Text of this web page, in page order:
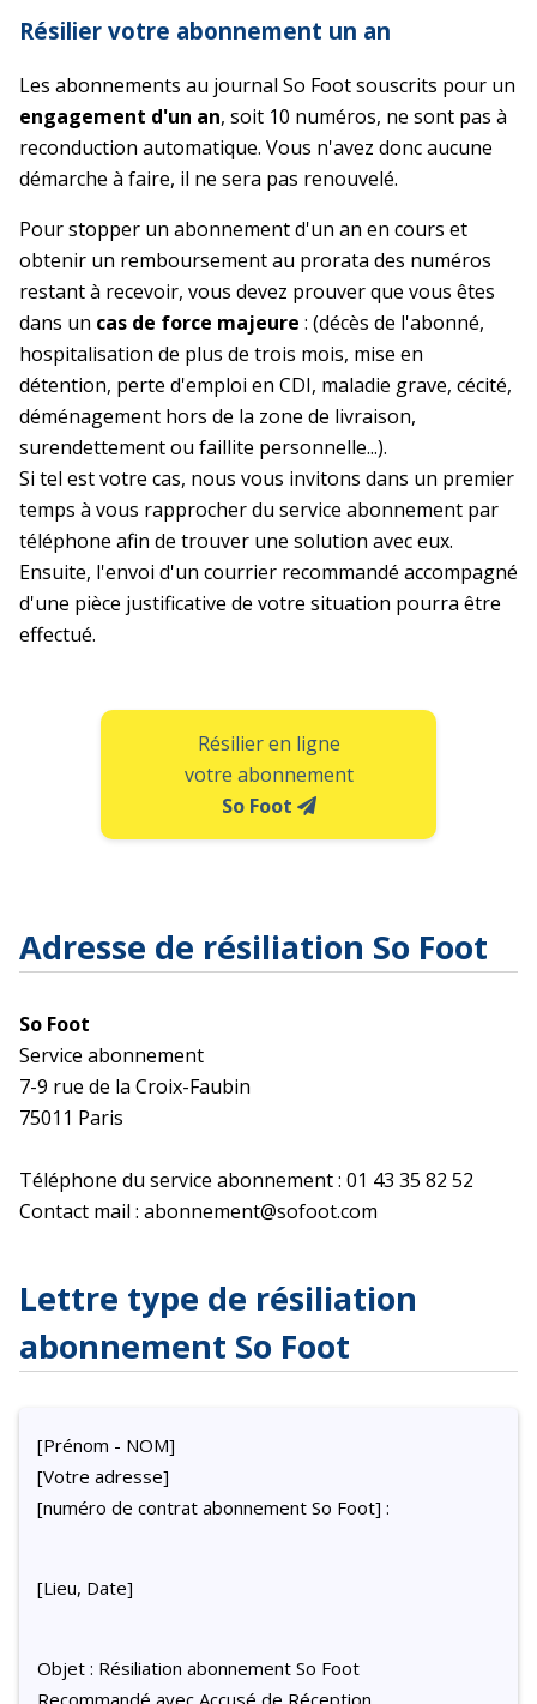
Résilier votre abonnement un an
Les abonnements au journal So Foot souscrits pour un
engagement d'un an, soit 10 numéros, ne sont pas à
reconduction automatique. Vous n'avez donc aucune
démarche à faire, il ne sera pas renouvelé.
Pour stopper un abonnement d'un an en cours et
obtenir un remboursement au prorata des numéros
restant à recevoir, vous devez prouver que vous êtes
dans un cas de force majeure : (décès de l'abonné,
hospitalisation de plus de trois mois, mise en
détention, perte d'emploi en CDI, maladie grave, cécité,
déménagement hors de la zone de livraison,
surendettement ou faillite personnelle...).
Si tel est votre cas, nous vous invitons dans un premier
temps à vous rapprocher du service abonnement par
téléphone afin de trouver une solution avec eux.
Ensuite, l'envoi d'un courrier recommandé accompagné
d'une pièce justificative de votre situation pourra être
effectué.
Résilier en ligne
votre abonnement
So Foot
Adresse de résiliation So Foot
So Foot
Service abonnement
7-9 rue de la Croix-Faubin
75011 Paris
Téléphone du service abonnement : 01 43 35 82 52
Contact mail : abonnement@sofoot.com
Lettre type de résiliation
abonnement So Foot
[Prénom - NOM]
[Votre adresse]
[numéro de contrat abonnement So Foot] :
[Lieu, Date]
Objet : Résiliation abonnement So Foot